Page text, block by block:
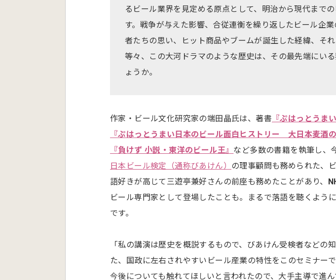
るビール業界を見定める原点として、明治から現代まで
す。戦争が与えた影響、合従連衡を繰り返したビール企
者たちの思い、ヒット商品やブームが誕生した経緯、そ
等々、この大河ドラマのような歴史は、その最先端にい
ょうか。
作家・ビール文化研究家の端田晶氏は、著書 『ぷはっとうま
『ぷはっとうまい日本のビール面白ヒストリー 大日本麦酒
『負けず 小説・東洋のビール王』 など多数の書籍を執筆し、
日本ビール検定（通称びあけん） の理事顧問も務められた、
語好きが高じて三遊亭兼好さんの前座も務めたことがあり、
ビール専門家として登場したことも。まるで落語を聴くよう
です。
「私の講演は歴史を概説するもので、びあけん受検者などの
た、国政に左右されやすいビール産業の特性をこのセミナー
今後についても触れてほしいと言われたので、大手主導で進